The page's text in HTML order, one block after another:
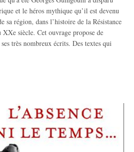
et le héros mythique qu’il est devenu
sa région, dans l’histoire de la Résistance
siècle. Cet ouvrage propose de
très nombreux écrits. Des textes qui